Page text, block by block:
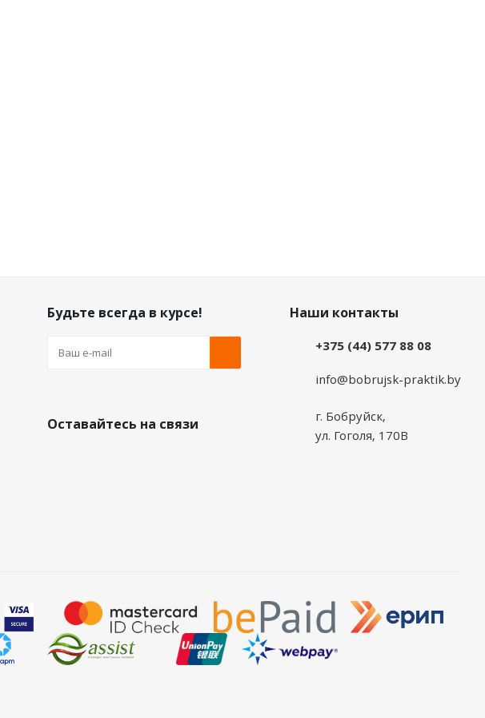
Будьте всегда в курсе!
Оставайтесь на связи
Наши контакты
+375 (44) 577 88 08
info@bobrujsk-praktik.by
г. Бобруйск,
ул. Гоголя, 170В